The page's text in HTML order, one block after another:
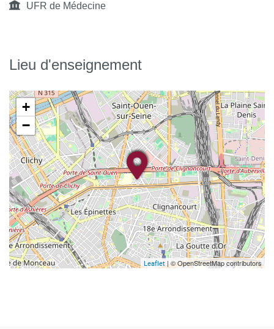
UFR de Médecine
Lieu d'enseignement
+
−
Leaflet | © OpenStreetMap contributors